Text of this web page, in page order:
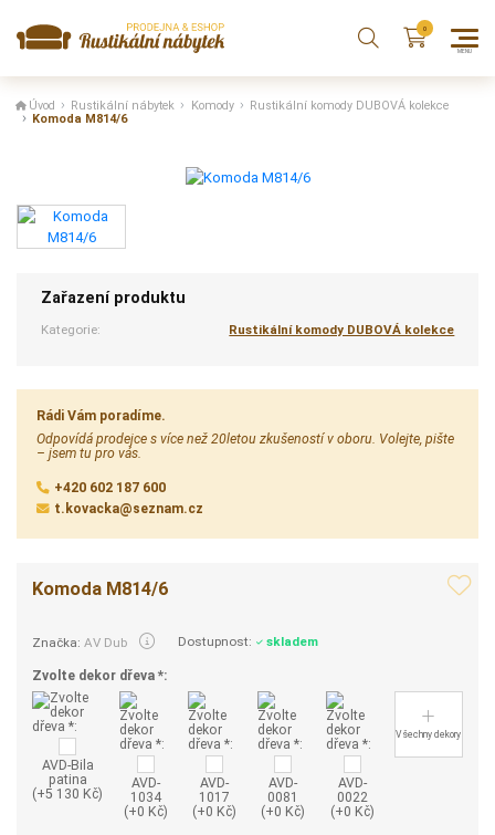
Úvod Rustikální nábytek Komody
Rustikální komody DUBOVÁ kolekce
Komoda M814/6
Zařazení produktu
Kategorie: Rustikální komody DUBOVÁ kolekce
Rádi Vám poradíme.
Odpovídá prodejce s více než 20letou zkušeností v oboru. Volejte, pište
– jsem tu pro vás.
+420 602 187 600
t.kovacka@seznam.cz
Komoda M814/6
Značka:AV Dub Dostupnost: skladem
Zvolte dekor dřeva *:
AVD-Bila
patina
(+5 130 Kč)
AVD-
1034
(+0 Kč)
AVD-
1017
(+0 Kč)
AVD-
0081
(+0 Kč)
AVD-
0022
(+0 Kč)
Všechny dekory